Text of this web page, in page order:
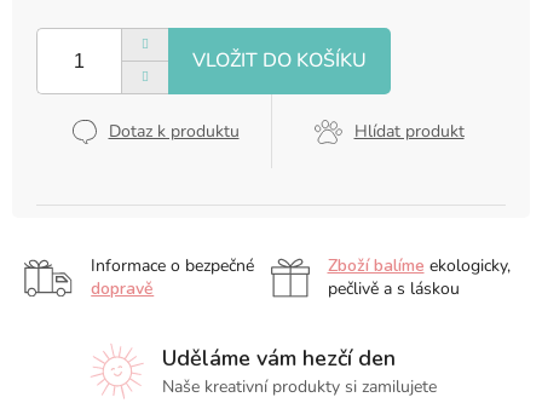
cena:
Dotaz k produktu Hlídat produkt
Informace o bezpečné
dopravě
Zboží balíme ekologicky,
pečlivě a s láskou
Uděláme vám hezčí den
Naše kreativní produkty si zamilujete